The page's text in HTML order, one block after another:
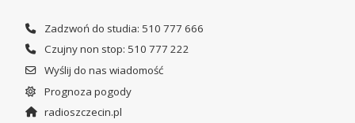
Zadzwoń do studia: 510 777 666
Czujny non stop: 510 777 222
Wyślij do nas wiadomość
Prognoza pogody
radioszczecin.pl